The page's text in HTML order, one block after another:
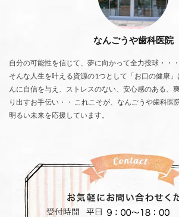
なんごうや歯科医院
自分の可能性を信じて、夢に向かって全力投球・・
そんな人生を叶える資源の1つとして「お口の健康
んに自信を与え、ストレスのない、安心感のある、
り出すお手伝い・・ これこそが、なんごうや歯科医
明るい未来を応援しています。